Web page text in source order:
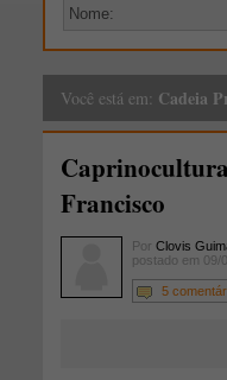
Você está em: Cadeia
Francisco
Por Clovis
postado em 09/
5